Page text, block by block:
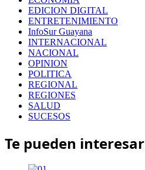
EDICION DIGITAL
ENTRETENIMIENTO
InfoSur Guayana
INTERNACIONAL
NACIONAL
OPINION
POLITICA
REGIONAL
REGIONES
SALUD
SUCESOS
Te pueden interesar